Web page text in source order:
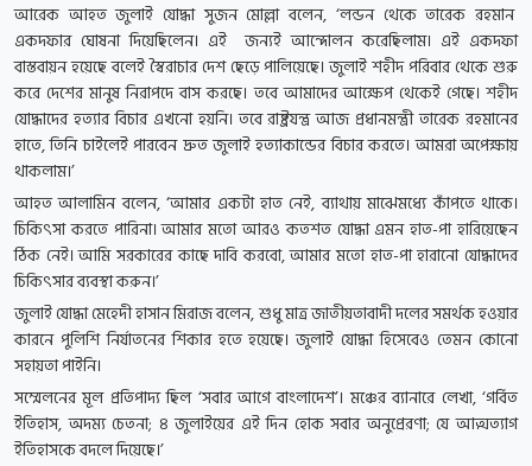
আরেক আহত জুলাই যোদ্ধা সুজন মোল্লা বলেন, ‘লন্ডন থেকে তারেক রহমান
একদফার ঘোষনা দিয়েছিলেন। এই জন্যই আন্দোলন করেছিলাম। এই একদফা
বাস্তবায়ন হয়েছে বলেই স্বৈরাচার দেশ ছেড়ে পালিয়েছে। জুলাই শহীদ পরিবার থেকে শুরু
করে দেশের মানুষ নিরাপদে বাস করছে। তবে আমাদের আক্ষেপ থেকেই গেছে। শহীদ
যোদ্ধাদের হত্যার বিচার এখনো হয়নি। তবে রাষ্ট্রযন্ত্র আজ প্রধানমন্ত্রী তারেক রহমানের
হাতে, তিনি চাইলেই পারবেন দ্রুত জুলাই হত্যাকান্ডের বিচার করতে। আমরা অপেক্ষায়
থাকলাম।’
আহত আলামিন বলেন, ‘আমার একটা হাত নেই, ব্যাথায় মাঝেমধ্যে কাঁপতে থাকে।
চিকিৎসা করতে পারিনা। আমার মতো আরও কতশত যোদ্ধা এমন হাত-পা হারিয়েছেন
ঠিক নেই। আমি সরকারের কাছে দাবি করবো, আমার মতো হাত-পা হারানো যোদ্ধাদের
চিকিৎসার ব্যবস্থা করুন।’
জুলাই যোদ্ধা মেহেদী হাসান মিরাজ বলেন, শুধু মাত্র জাতীয়তাবাদী দলের সমর্থক হওয়ার
কারনে পুলিশি নির্যাতনের শিকার হতে হয়েছে। জুলাই যোদ্ধা হিসেবেও তেমন কোনো
সহায়তা পাইনি।
সম্মেলনের মূল প্রতিপাদ্য ছিল ‘সবার আগে বাংলাদেশ’। মঞ্চের ব্যানারে লেখা, ‘গর্বিত
ইতিহাস, অদম্য চেতনা; ৪ জুলাইয়ের এই দিন হোক সবার অনুপ্রেরণা; যে আত্মত্যাগ
ইতিহাসকে বদলে দিয়েছে।’